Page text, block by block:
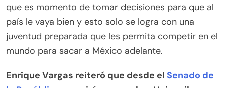
que es momento de tomar decisiones para que al
país le vaya bien y esto solo se logra con una
juventud preparada que les permita competir en el
mundo para sacar a México adelante.
Enrique Vargas reiteró que desde el Senado de